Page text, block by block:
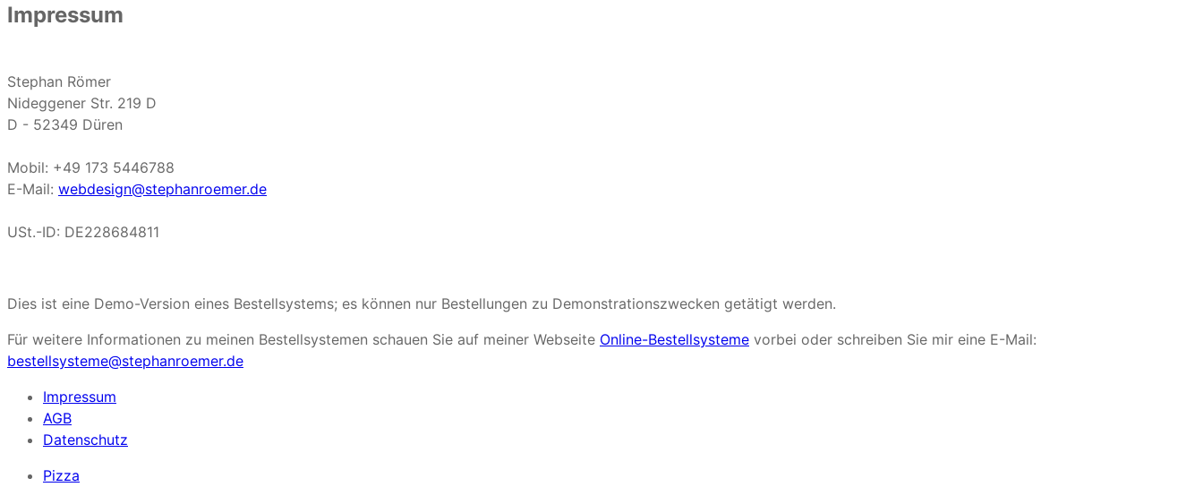
Impressum
Stephan Römer
Nideggener Str. 219 D
D - 52349 Düren
Mobil: +49 173 5446788
E-Mail: webdesign@stephanroemer.de
USt.-ID: DE228684811
Dies ist eine Demo-Version eines Bestellsystems; es können nur Bestellungen zu Demonstrationszwecken getätigt werden.
Für weitere Informationen zu meinen Bestellsystemen schauen Sie auf meiner Webseite Online-Bestellsysteme vorbei oder schreiben Sie mir eine E-Mail:
bestellsysteme@stephanroemer.de
Impressum
AGB
Datenschutz
Pizza